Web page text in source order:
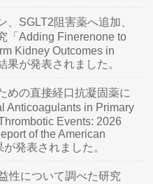
SGLT2阻害薬へ追加、
「Adding Finerenone to
Kidney Outcomes in
が発表されました。
めの直接経口抗凝固薬に
Anticoagulants in Primary
Events: 2026
of the American
発表されました。
性について調べた研究